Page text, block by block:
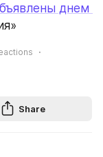
днем
Share